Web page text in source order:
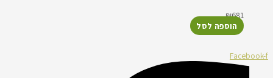
₪681
הוספה לסל
Facebook-f